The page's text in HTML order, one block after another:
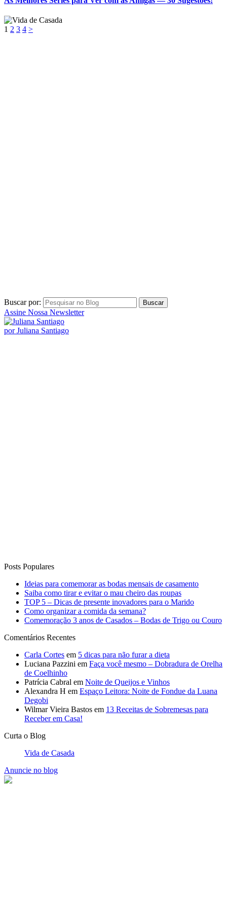
1 2 3 4 >
Buscar por:
Assine Nossa Newsletter
por Juliana Santiago
Posts Populares
Ideias para comemorar as bodas mensais de casamento
Saiba como tirar e evitar o mau cheiro das roupas
TOP 5 – Dicas de presente inovadores para o Marido
Como organizar a comida da semana?
Comemoração 3 anos de Casados – Bodas de Trigo ou Couro
Comentários Recentes
Carla Cortes em 5 dicas para não furar a dieta
Luciana Pazzini em Faça você mesmo – Dobradura de Orelha
de Coelhinho
Patrícia Cabral em Noite de Queijos e Vinhos
Alexandra H em Espaço Leitora: Noite de Fondue da Luana
Degobi
Wilmar Vieira Bastos em 13 Receitas de Sobremesas para
Receber em Casa!
Curta o Blog
Vida de Casada
Anuncie no blog